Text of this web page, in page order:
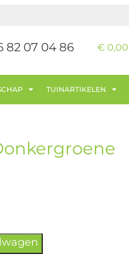
82 07 04 86 € 0,00
TUINARTIKELEN